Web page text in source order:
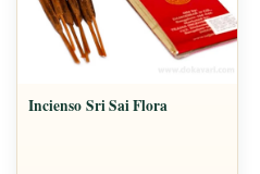
Incienso Sri Sai Flora